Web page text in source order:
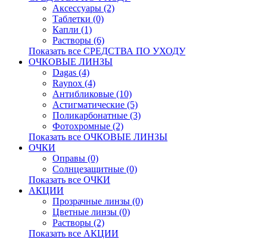
Аксессуары (2)
Таблетки (0)
Капли (1)
Растворы (6)
Показать все СРЕДСТВА ПО УХОДУ
ОЧКОВЫЕ ЛИНЗЫ
Dagas (4)
Raynox (4)
Антибликовые (10)
Астигматические (5)
Поликарбонатные (3)
Фотохромные (2)
Показать все ОЧКОВЫЕ ЛИНЗЫ
ОЧКИ
Оправы (0)
Солнцезащитные (0)
Показать все ОЧКИ
АКЦИИ
Прозрачные линзы (0)
Цветные линзы (0)
Растворы (2)
Показать все АКЦИИ